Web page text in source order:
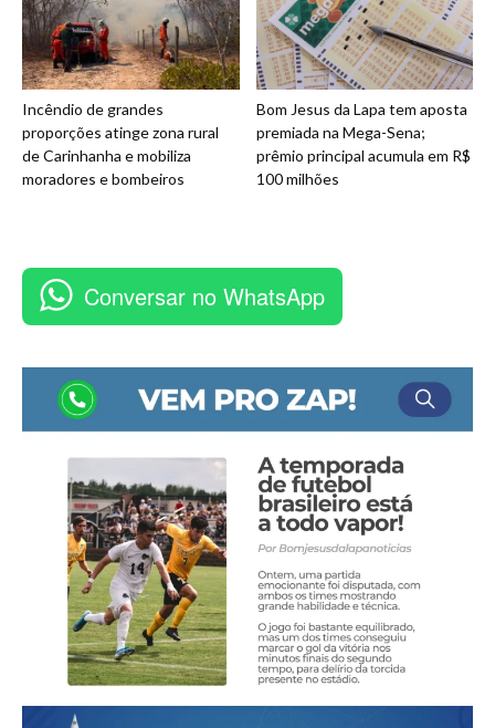
Incêndio de grandes
proporções atinge zona rural
de Carinhanha e mobiliza
moradores e bombeiros
Bom Jesus da Lapa tem aposta
premiada na Mega-Sena;
prêmio principal acumula em R$
100 milhões
Conversar no WhatsApp